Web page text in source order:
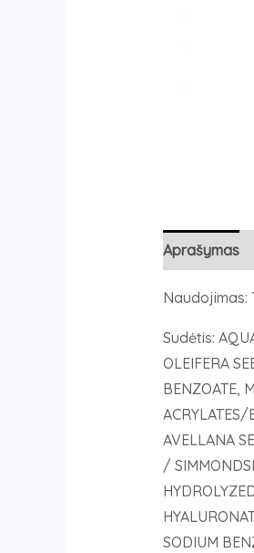
Aprašymas
Naudojimas:
Sudėtis:
OLEIFERA
BENZOATE,
ACRYLATES/
AVELLANA
/
SODIUM